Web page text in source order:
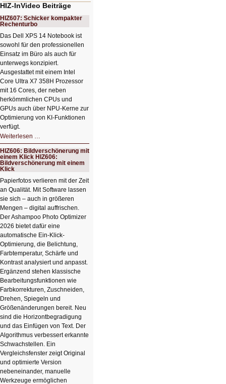
HIZ-InVideo Beiträge
HIZ607: Schicker kompakter
Rechenturbo
Das Dell XPS 14 Notebook ist
sowohl für den professionellen
Einsatz im Büro als auch für
unterwegs konzipiert.
Ausgestattet mit einem Intel
Core Ultra X7 358H Prozessor
mit 16 Cores, der neben
herkömmlichen CPUs und
GPUs auch über NPU-Kerne zur
Optimierung von KI-Funktionen
verfügt.
Weiterlesen …
Schicker
kompakter
Rechenturbo
HIZ606: Bildverschönerung mit
einem Klick HIZ606:
Bildverschönerung mit einem
Klick
Papierfotos verlieren mit der Zeit
an Qualität. Mit Software lassen
sie sich – auch in größeren
Mengen – digital auffrischen.
Der Ashampoo Photo Optimizer
2026 bietet dafür eine
automatische Ein-Klick-
Optimierung, die Belichtung,
Farbtemperatur, Schärfe und
Kontrast analysiert und anpasst.
Ergänzend stehen klassische
Bearbeitungsfunktionen wie
Farbkorrekturen, Zuschneiden,
Drehen, Spiegeln und
Größenänderungen bereit. Neu
sind die Horizontbegradigung
und das Einfügen von Text. Der
Algorithmus verbessert erkannte
Schwachstellen. Ein
Vergleichsfenster zeigt Original
und optimierte Version
nebeneinander, manuelle
Werkzeuge ermöglichen